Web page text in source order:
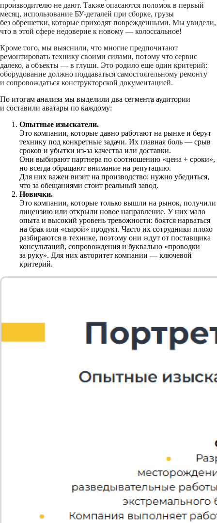
производителю не дают. Также опасаются поломок в первый
месяц, использование БУ-деталей при сборке, грузы
без обрешетки, которые приходят поврежденными. Мы увидели,
что в этой сфере недоверие к новому — колоссальное!
Кроме того, мы выяснили, что многие предпочитают
ремонтировать технику своими силами, потому что сервис
далеко, а объекты — в глуши. Это родило еще один критерий:
оборудование должно поддаваться самостоятельному ремонту
и сопровождаться конструкторской документацией.
По итогам анализа мы выделили два сегмента аудитории
и составили аватары по каждому:
Опытные изыскатели.
Это компании, которые давно работают на рынке и берут
технику под конкретные задачи. Их главная боль — срыв
сроков и убытки из-за качества или доставки.
Они выбирают партнера по соотношению «цена + сроки»,
но всегда обращают внимание на репутацию.
Для них важен визит на производство: нужно убедиться,
что за обещаниями стоит реальный завод.
Новички.
Это компании, которые только вышли на рынок, получили
лицензию или открыли новое направление. У них мало
опыта и высокий уровень тревожности: боятся нарваться
на брак или «сырой» продукт. Часто их сотрудники плохо
разбираются в технике, поэтому они ждут от поставщика
консультаций, сопровождения и буквально «проводки
за руку». Для них авторитет компании — ключевой
критерий.